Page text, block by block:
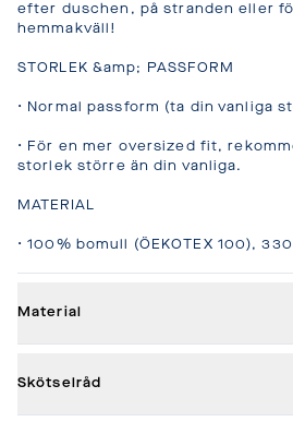
efter duschen, på stranden eller
hemmakväll!
STORLEK &amp; PASSFORM
• Normal passform (ta din vanliga
• För en mer oversized fit,
storlek större än din vanliga.
MATERIAL
• 100% bomull (ÖEKOTEX 100),
Material
Skötselråd